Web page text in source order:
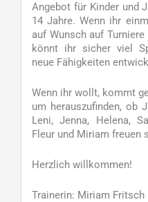
Angebot für Kinder und
14 Jahre. Wenn ihr
auf Wunsch auf
könnt ihr sicher viel
neue Fähigkeiten
Wenn ihr wollt, kommt
um herauszufinden, ob
Leni, Jenna, Helena,
Fleur und Miriam freuen
Herzlich willkommen!
Trainerin: Miriam Fritsch